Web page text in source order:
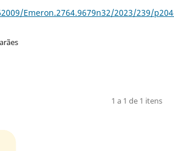
Emeron.2764.9679n32/2023/239/
1 a 1 de 1 itens